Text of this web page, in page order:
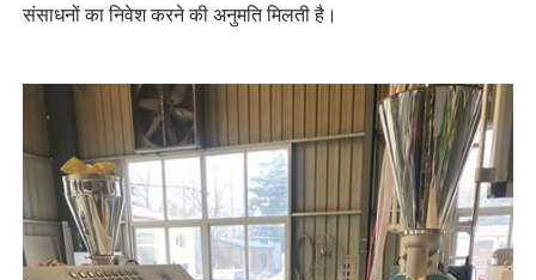
संसाधनों का निवेश करने की अनुमति मिलती है।